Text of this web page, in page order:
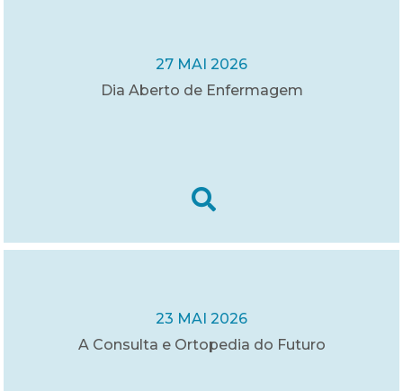
27 MAI 2026
Dia Aberto de Enfermagem
23 MAI 2026
A Consulta e Ortopedia do Futuro